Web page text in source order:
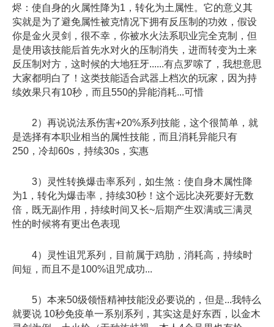
烬：使自身的火属性降为1，转化为土属性。它的意义其
实就是为了避免属性被克情况下拥有反压制的功效，假设
你是金火灵剑，很不幸，你被水火法系职业完全克制，但
是使用该技能后首先水对火的压制消失，进而转变为土来
反压制对方，这时候的大地狂牙......有点罗嗦了，我想意思
大家都明白了！这类技能适合武器上档次的玩家，因为持
续效果只有10秒，而且550的异能消耗...可惜
2）再说说法系伤害+20%系列技能，这个很简单，就
是选择有本职业相当的属性技能，而且消耗异能只有
250，冷却60s，持续30s，实惠
3）灵性转换爆击率系列，如生煞：使自身木属性降
为1，转化为爆击率，持续30秒！这个远比决死要好无数
倍，既无副作用，持续时间又长~后期产生双满或三满灵
性的时候将有更出色表现
4）灵性诅咒系列，目前属于鸡肋，消耗高，持续时
间短，而且不是100%诅咒成功...
5）本来50级领悟精神技能没必要说的，但是...我特么
就要说 10秒免疫单一系别系列，其实这是好东西，以金木